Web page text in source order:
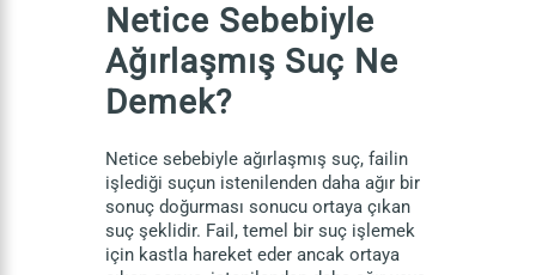
Netice Sebebiyle
Ağırlaşmış Suç Ne
Demek?
Netice sebebiyle ağırlaşmış suç, failin
işlediği suçun istenilenden daha ağır bir
sonuç doğurması sonucu ortaya çıkan
suç şeklidir. Fail, temel bir suç işlemek
için kastla hareket eder ancak ortaya